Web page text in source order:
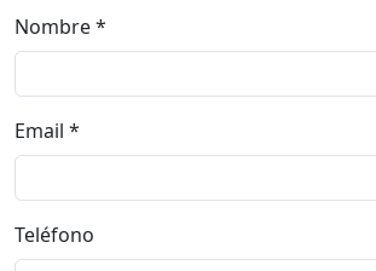
Nombre
Email
Teléfono